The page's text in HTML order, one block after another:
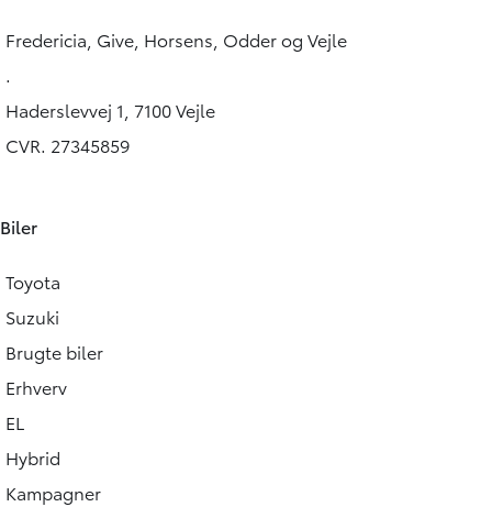
FINANSIERING
Fredericia, Give, Horsens, Odder og Vejle
.
Haderslevvej 1, 7100 Vejle
CVR. 27345859
Biler
Toyota
Suzuki
Brugte biler
Erhverv
EL
Hybrid
Kampagner